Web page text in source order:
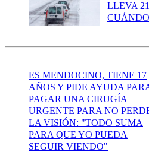
LLEVA
ES MENDOCINO, TIENE 17
AÑOS Y PIDE AYUDA
PAGAR UNA CIRUGÍA
URGENTE PARA NO
LA VISIÓN: "TODO SUMA
PARA QUE YO PUEDA
SEGUIR VIENDO"